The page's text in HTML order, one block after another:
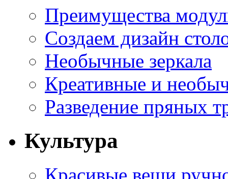
Преимущества
Создаем дизайн
Необычные зеркала
Креативные и
Разведение пряных
Культура